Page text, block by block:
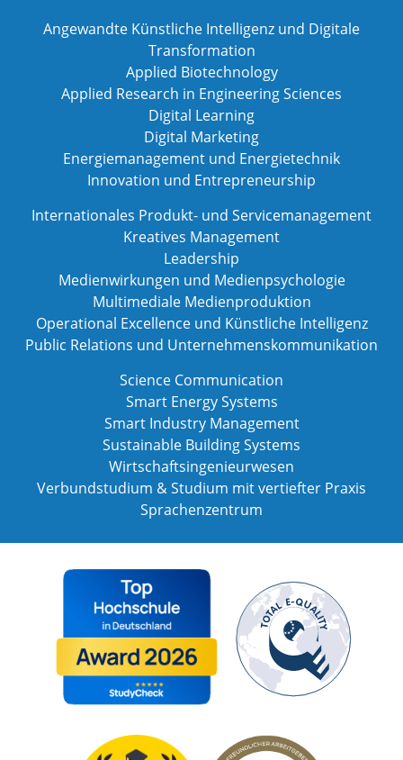
Angewandte Künstliche Intelligenz und Digitale
Transformation
Applied Biotechnology
Applied Research in Engineering Sciences
Digital Learning
Digital Marketing
Energiemanagement und Energietechnik
Innovation und Entrepreneurship
Internationales Produkt- und Servicemanagement
Kreatives Management
Leadership
Medienwirkungen und Medienpsychologie
Multimediale Medienproduktion
Operational Excellence und Künstliche Intelligenz
Public Relations und Unternehmenskommunikation
Science Communication
Smart Energy Systems
Smart Industry Management
Sustainable Building Systems
Wirtschaftsingenieurwesen
Verbundstudium & Studium mit vertiefter Praxis
Sprachenzentrum